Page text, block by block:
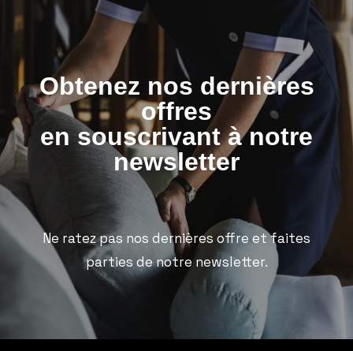
Obtenez nos dernières
offres
en souscrivant à notre
newsletter
Ne ratez pas nos dernières offre et faites
parties de notre newsletter.